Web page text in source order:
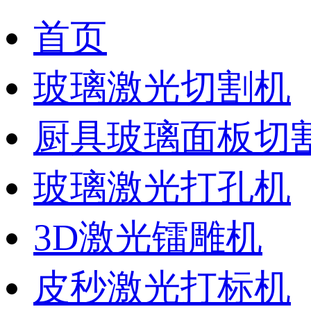
首页
玻璃激光切割机
厨具玻璃面板切
玻璃激光打孔机
3D激光镭雕机
皮秒激光打标机